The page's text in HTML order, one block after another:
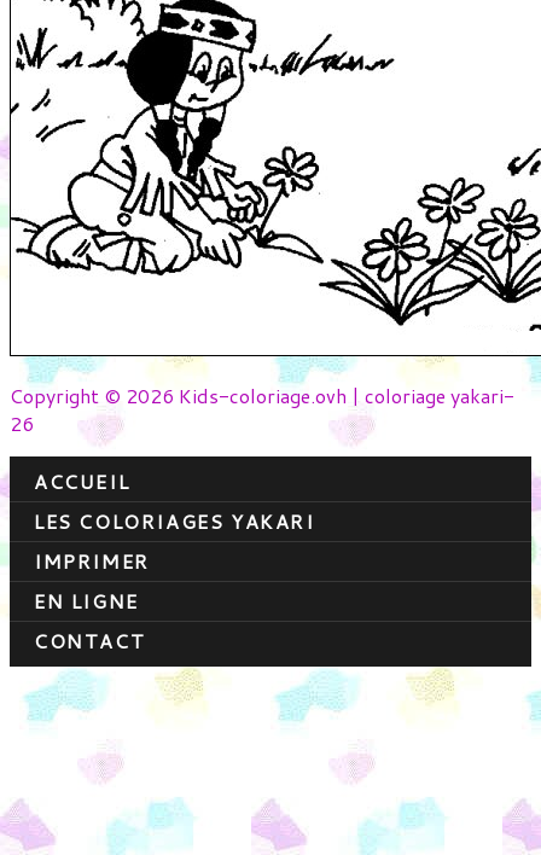
Copyright © 2026 Kids-coloriage.ovh | coloriage yakari-
26
ACCUEIL
LES COLORIAGES YAKARI
IMPRIMER
EN LIGNE
CONTACT